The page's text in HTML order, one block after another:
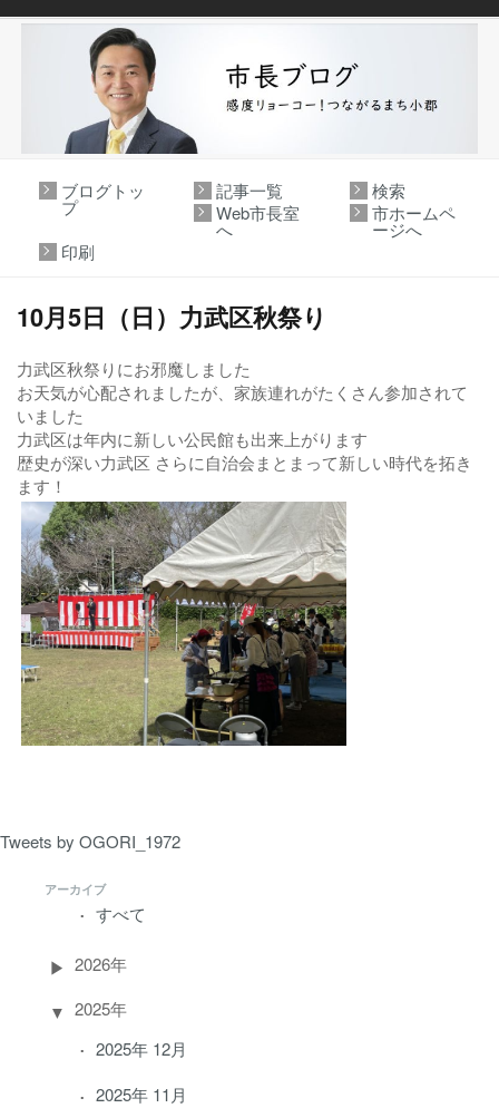
ブログトッ
プ
記事一覧
検索
Web市長室
へ
市ホームペ
ージへ
印刷
Tweets by OGORI_1972
アーカイブ
すべて
2026年
2025年
2025年 12月
2025年 11月
10月5日（日）力武区秋祭り
力武区秋祭りにお邪魔しました
お天気が心配されましたが、家族連れがたくさん参加されて
いました​​​​​​​
力武区は年内に新しい公民館も出来上がります
歴史が深い力武区 さらに自治会まとまって新しい時代を拓き
ます​​​​​​​！